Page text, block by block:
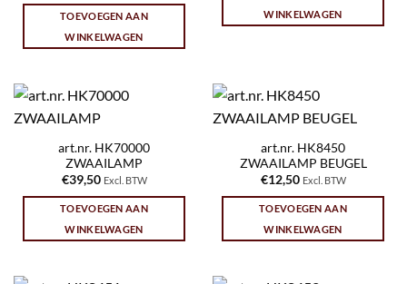
TOEVOEGEN AAN
WINKELWAGEN
WINKELWAGEN
art.nr. HK70000
ZWAAILAMP
€39,50 Excl. BTW
TOEVOEGEN AAN
WINKELWAGEN
art.nr. HK8450
ZWAAILAMP BEUGEL
€12,50 Excl. BTW
TOEVOEGEN AAN
WINKELWAGEN